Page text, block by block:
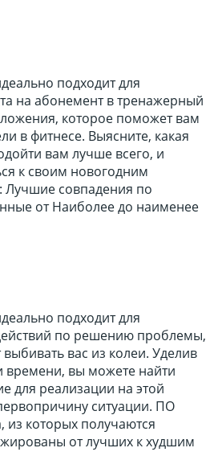
подходит для
на абонемент в тренажерный
которое поможет вам
в фитнесе. Выясните, какая
вам лучше всего, и
к своим новогодним
совпадения по
от Наиболее до наименее
подходит для
по решению проблемы,
вас из колеи. Уделив
вы можете найти
для реализации на этой
ситуации. ПО
из которых получаются
от лучших к худшим